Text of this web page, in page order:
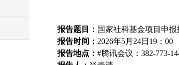
报告题目： 国家社科基金项目申报
报告时间： 2026年5月 24日 19： 00
报告地点： #腾讯会议： 382-773-